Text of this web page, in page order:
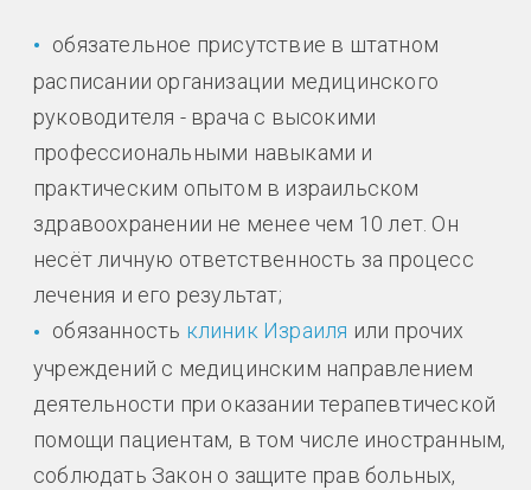
обязательное присутствие в штатном
расписании организации медицинского
руководителя - врача с высокими
профессиональными навыками и
практическим опытом в израильском
здравоохранении не менее чем 10 лет. Он
несёт личную ответственность за процесс
лечения и его результат;
обязанность клиник Израиля или прочих
учреждений с медицинским направлением
деятельности при оказании терапевтической
помощи пациентам, в том числе иностранным,
соблюдать Закон о защите прав больных,